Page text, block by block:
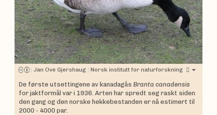
| Jan Ove Gjershaug | Norsk institutt for naturforskning
De første utsettingene av kanadagås Branta canadensis
for jaktformål var i 1936. Arten har spredt seg raskt siden
den gang og den norske hekkebestanden er nå estimert til
2000 - 4000 par.